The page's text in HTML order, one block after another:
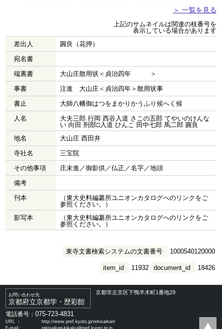
＞ 一覧を見る
上記のサムネイルは関連の枝番号を
表示している場合があります
差出人
圓良（花押）
宛名書
端裏書
大山庄散用状＜貞治四年 ＞
事書
注進 大山庄＜貞治四年＞散用状事
書止
大師八幡御はつをまかりかうふり候へく候
人名
大夫三郎 行岡 西谷入道 さこの五郎 てやいのけんな
い 向田 刑部□入道 ひんこ 田中七郎 馬二郎 圓良
地名
大山庄 西田井
寺社名
三宝院
その他事項
庄未進／御影供／仏正／名字／地頭
備考
刊本
（東大史料編纂所ユニオンカタログへのリンクをご
参照ください。）
影写本
（東大史料編纂所ユニオンカタログへのリンクをご
参照ください。）
東寺文書検索システムの文書番号 1000540120000
document_id 18426
item_id 11932
お問い合わせ先
京都府立京都学・歴彩館
京都市左京区下鴨半木町1番地29
電話番号：075-723-4831
URL ：
http://www.pref.kyoto.jp/rekisaikan/
E-mail：
rekisaikan-kikaku@pref.kyoto.lg.jp